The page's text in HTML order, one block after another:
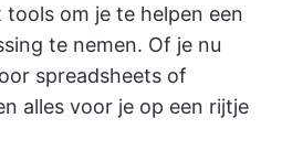
om je te helpen een
te nemen. Of je nu
spreadsheets of
alles voor je op een rijtje